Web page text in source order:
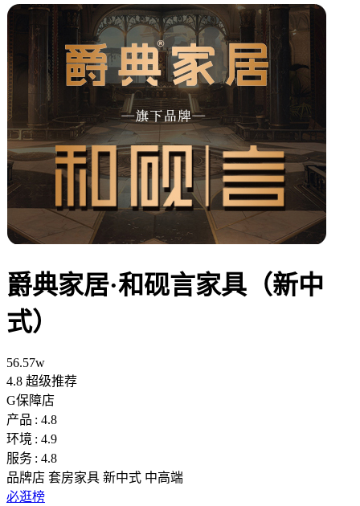
爵典家居·和砚言家具（新中
式）
56.57w
4.8 超级推荐
G保障店
产品 : 4.8
环境 : 4.9
服务 : 4.8
品牌店 套房家具 新中式 中高端
必逛榜